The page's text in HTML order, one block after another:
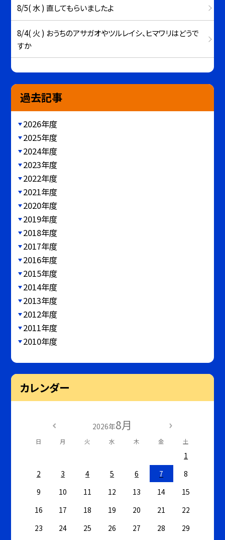
8/5( 水 ) 直してもらいましたよ
8/4( 火 ) おうちのアサガオやツルレイシ、ヒマワリはどうで
すか
過去記事
2026年度
2025年度
2024年度
2023年度
2022年度
2021年度
2020年度
2019年度
2018年度
2017年度
2016年度
2015年度
2014年度
2013年度
2012年度
2011年度
2010年度
カレンダー
2026年8月
日 月 火 水 木 金 土
1
2
3 4 5 6 7
8
9
10 11 12 13 14
15
16
17 18 19 20 21
22
23
24 25 26 27 28
29